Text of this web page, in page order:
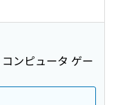
コンピュータ ゲー